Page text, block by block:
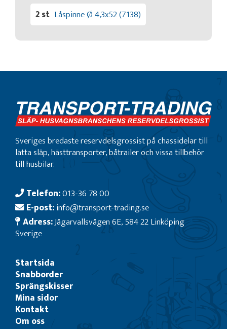
2 st Låspinne Ø 4,3x52 (7138)
Sveriges bredaste reservdelsgrossist på chassidelar till
lätta släp, hästtransporter, båtrailer och vissa tillbehör
till husbilar.
Telefon:013-36 78 00
E-post:info@transport-trading.se
Adress:Jägarvallsvägen 6E, 584 22 Linköping
Sverige
Startsida
Snabborder
Sprängskisser
Mina sidor
Kontakt
Om oss